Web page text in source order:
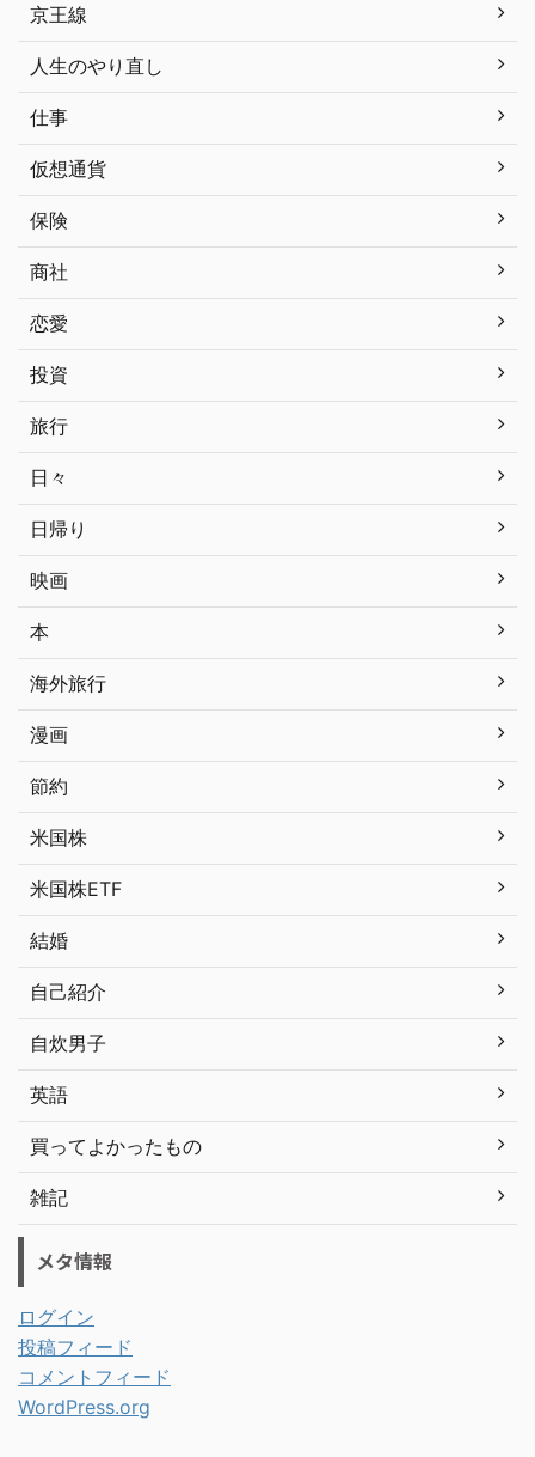
京王線
人生のやり直し
仕事
仮想通貨
保険
商社
恋愛
投資
旅行
日々
日帰り
映画
本
海外旅行
漫画
節約
米国株
米国株ETF
結婚
自己紹介
自炊男子
英語
買ってよかったもの
雑記
メタ情報
ログイン
投稿フィード
コメントフィード
WordPress.org